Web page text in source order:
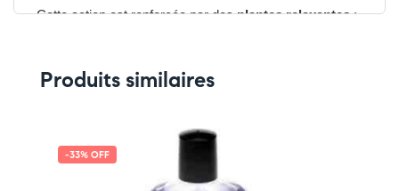
Cette action est renforcée par desplantes relaxantes:
> Mélisse: contribue à la détente et réduit les tensions.
Grâce à saformulation flash
adaptée aux personnes recherchant une solution
Produits similaires
-33% OFF